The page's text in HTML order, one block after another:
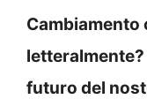
futuro del